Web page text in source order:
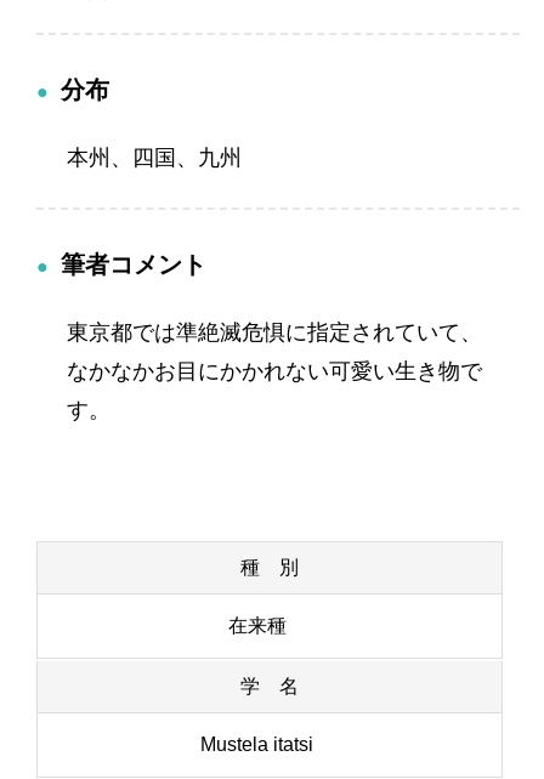
分布
本州、四国、九州
筆者コメント
東京都では準絶滅危惧に指定されていて、
なかなかお目にかかれない可愛い生き物で
す。
種 別
在来種
学 名
Mustela itatsi